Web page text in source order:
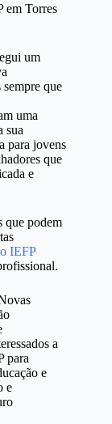
em Torres
um
sempre que
uma
sua
para jovens
que
e
que podem
IEFP
a
para
e
e